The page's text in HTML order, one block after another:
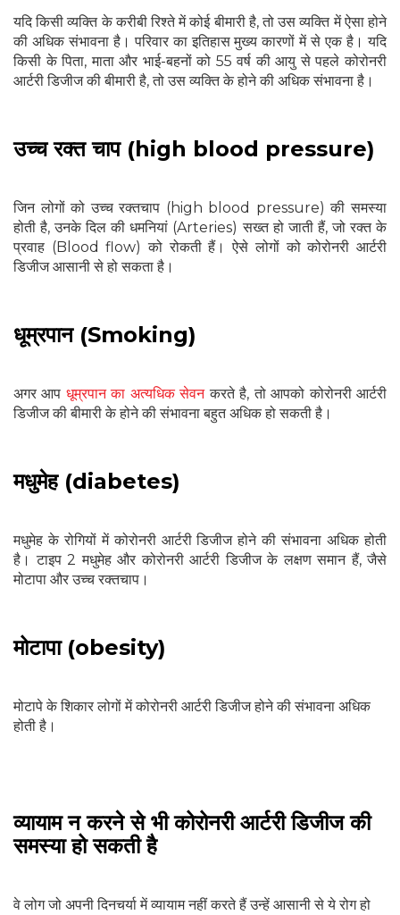
यदि किसी व्यक्ति के करीबी रिश्ते में कोई बीमारी है, तो उस व्यक्ति में ऐसा होने
की अधिक संभावना है। परिवार का इतिहास मुख्य कारणों में से एक है। यदि
किसी के पिता, माता और भाई-बहनों को 55 वर्ष की आयु से पहले कोरोनरी
आर्टरी डिजीज की बीमारी है, तो उस व्यक्ति के होने की अधिक संभावना है।
उच्च रक्त चाप (high blood pressure)
जिन लोगों को उच्च रक्तचाप (high blood pressure) की समस्या
होती है, उनके दिल की धमनियां (Arteries) सख्त हो जाती हैं, जो रक्त के
प्रवाह (Blood flow) को रोकती हैं। ऐसे लोगों को कोरोनरी आर्टरी
डिजीज आसानी से हो सकता है।
धूम्रपान (Smoking)
अगर आप धूम्रपान का अत्यधिक सेवनकरते है, तो आपको कोरोनरी आर्टरी
डिजीज की बीमारी के होने की संभावना बहुत अधिक हो सकती है।
मधुमेह (diabetes)
मधुमेह के रोगियों में कोरोनरी आर्टरी डिजीज होने की संभावना अधिक होती
है। टाइप 2 मधुमेह और कोरोनरी आर्टरी डिजीज के लक्षण समान हैं, जैसे
मोटापा और उच्च रक्तचाप।
मोटापा (obesity)
मोटापे के शिकार लोगों में कोरोनरी आर्टरी डिजीज होने की संभावना अधिक
होती है।
व्यायाम न करने से भी कोरोनरी आर्टरी डिजीज की
समस्या हो सकती है
वे लोग जो अपनी दिनचर्या में व्यायाम नहीं करते हैं उन्हें आसानी से ये रोग हो